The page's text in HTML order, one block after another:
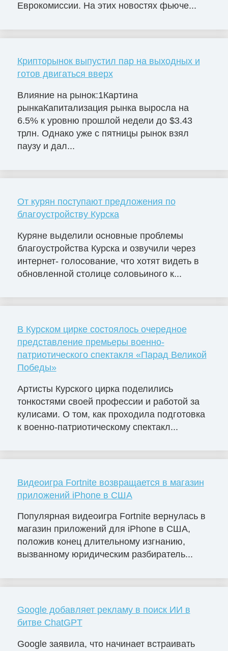
Еврокомиссии. На этих новостях фьюче...
Крипторынок выпустил пар на выходных и
готов двигаться вверх
Влияние на рынок:1Картина
рынкаКапитализация рынка выросла на
6.5% к уровню прошлой недели до $3.43
трлн. Однако уже с пятницы рынок взял
паузу и дал...
От курян поступают предложения по
благоустройству Курска
Куряне выделили основные проблемы
благоустройства Курска и озвучили через
интернет- голосование, что хотят видеть в
обновленной столице соловьиного к...
В Курском цирке состоялось очередное
представление премьеры военно-
патриотического спектакля «Парад Великой
Победы»
Артисты Курского цирка поделились
тонкостями своей профессии и работой за
кулисами. О том, как проходила подготовка
к военно-патриотическому спектакл...
Видеоигра Fortnite возвращается в магазин
приложений iPhone в США
Популярная видеоигра Fortnite вернулась в
магазин приложений для iPhone в США,
положив конец длительному изгнанию,
вызванному юридическим разбиратель...
Google добавляет рекламу в поиск ИИ в
битве ChatGPT
Google заявила, что начинает встраивать